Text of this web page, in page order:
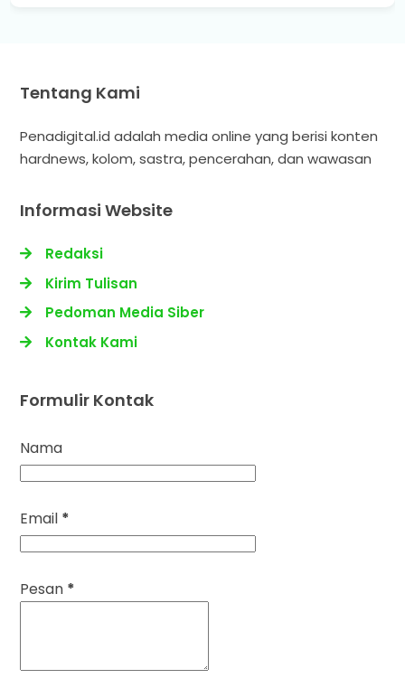
Tentang Kami
Penadigital.id adalah media online yang berisi konten
hardnews, kolom, sastra, pencerahan, dan wawasan
Informasi Website
Redaksi
Kirim Tulisan
Pedoman Media Siber
Kontak Kami
Formulir Kontak
Nama
Email *
Pesan *